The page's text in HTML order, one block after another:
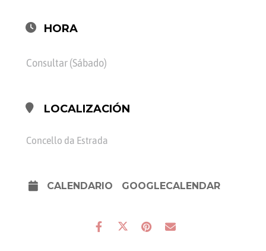
HORA
Consultar (Sábado)
LOCALIZACIÓN
Concello da Estrada
CALENDARIO GOOGLECALENDAR